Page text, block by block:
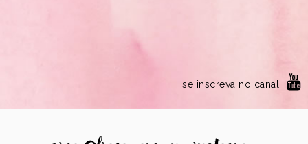
se inscreva no canal